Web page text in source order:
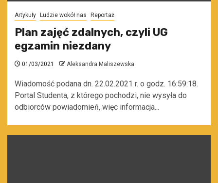
Artykuły Ludzie wokół nas Reportaż
Plan zajęć zdalnych, czyli UG
egzamin niezdany
01/03/2021 Aleksandra Maliszewska
Wiadomość podana dn. 22.02.2021 r. o godz. 16:59:18.
Portal Studenta, z którego pochodzi, nie wysyła do
odbiorców powiadomień, więc informacja...